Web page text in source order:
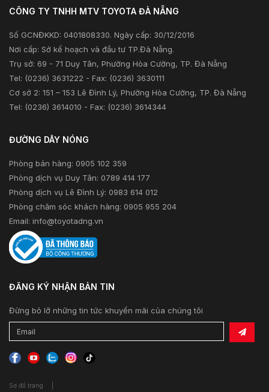
Xã hội
Thông tin khác
CÔNG TY TNHH MTV TOYOTA ĐÀ NẴNG
Số GCNĐKKD: 0401808330. Ngày cấp: 30/12/2016
Nơi cấp: Sở kế hoạch và đầu tư TP.Đà Nẵng.
Trụ sở: 69 - 71 Duy Tân, Phường Hòa Cường, TP. Đà Nẵng
Tel: (0236) 3631222 - Fax: (0236) 3630111
Cơ sở 2: 151 – 153 Lê Đình Lý, Phường Hòa Cường, TP. Đà Nẵng
Tel: (0236) 3614010 - Fax: (0236) 3614344
ĐƯỜNG DÂY NÓNG
Phòng bán hàng: 0905 102 359
Phòng dịch vụ Duy Tân: 0789 414 177
Phòng dịch vụ Lê Đình Lý: 0983 614 012
Phòng chăm sóc khách hàng: 0905 955 204
Email: info@toyotadng.vn
ĐĂNG KÝ NHẬN BẢN TIN
Đừng bỏ lỡ những tin tức khuyến mãi của chúng tôi
Sơ đồ trang